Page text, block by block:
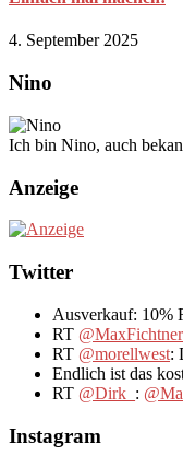
4. September 2025
Nino
Ich bin Nino, auch
Anzeige
Twitter
Ausverkauf: 10%
RT @MaxFichtner
RT @morellwest:
Endlich ist das
RT @Dirk_ :
Instagram